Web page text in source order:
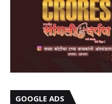
GOOGLE ADS